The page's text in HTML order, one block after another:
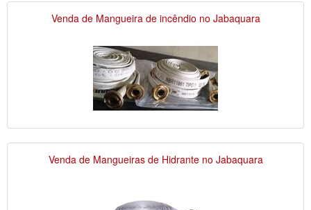
Venda de Mangueira de incêndio no Jabaquara
Venda de Mangueiras de Hidrante no Jabaquara